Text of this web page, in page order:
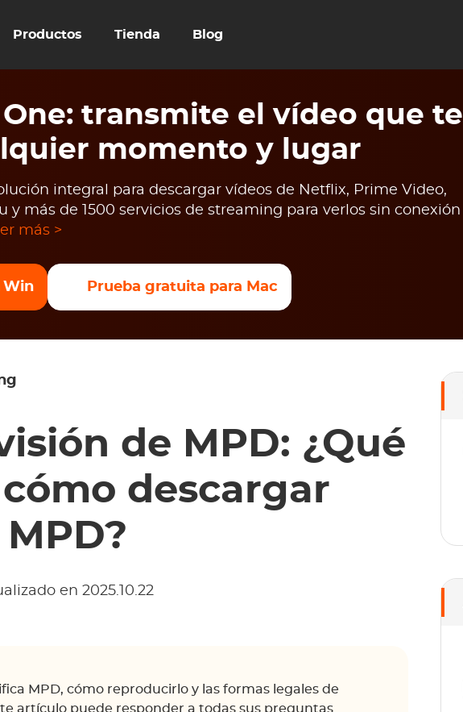
Productos Tienda Blog
One: transmite el vídeo que te
momento y lugar
integral para descargar vídeos de Netflix, Prime Video,
y más de 1500 servicios de streaming para verlos sin conexión
más >
Win Prueba gratuita para Mac
de MPD: ¿Qué
descargar
en 2025.10.22
MPD, cómo reproducirlo y las formas legales de
artículo puede responder a todas sus preguntas